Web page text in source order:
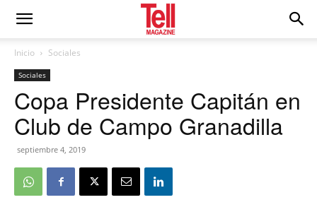
Inicio Sociales
Sociales
Copa Presidente Capitán en
Club de Campo Granadilla
septiembre 4, 2019